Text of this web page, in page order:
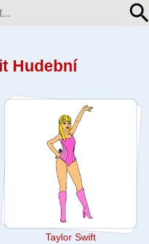
Hudební
Taylor Swift